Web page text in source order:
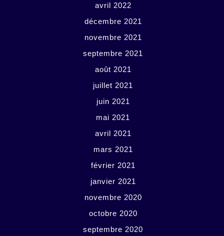
avril 2022
décembre 2021
novembre 2021
septembre 2021
août 2021
juillet 2021
juin 2021
mai 2021
avril 2021
mars 2021
février 2021
janvier 2021
novembre 2020
octobre 2020
septembre 2020